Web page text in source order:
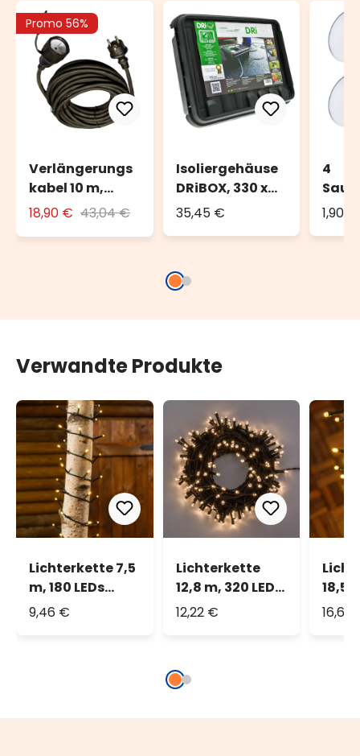
Promo 56%
Verlängerungs
kabel 10 m,
schwarz, außen
18,90 € 43,04 €
Isoliergehäuse
DRiBOX, 330 x
230 x 140 mm,
35,45 €
4
n Ø 4
1,90 €
Verwandte Produkte
Lichterkette 7,5
m, 180 LEDs
warmweiß
9,46 €
Lichterkette
12,8 m, 320 LEDs
warmweiß,
12,22 €
18,5
16,60